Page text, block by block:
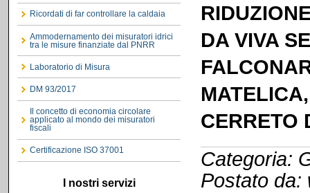
Ricordati di far controllare la caldaia
Ammodernamento dei misuratori idrici
tra le misure finanziate dal PNRR
Laboratorio di Misura
DM 93/2017
Il concetto di economia circolare
applicato al mondo dei misuratori
fiscali
Certificazione ISO 37001
I nostri servizi
DA VIVA
CERRETO
Categoria:
Postato da: